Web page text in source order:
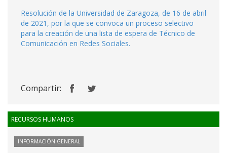
Resolución de la Universidad de Zaragoza, de 16 de abril
de 2021, por la que se convoca un proceso selectivo
para la creación de una lista de espera de Técnico de
Comunicación en Redes Sociales.
Compartir:
RECURSOS HUMANOS
INFORMACIÓN GENERAL